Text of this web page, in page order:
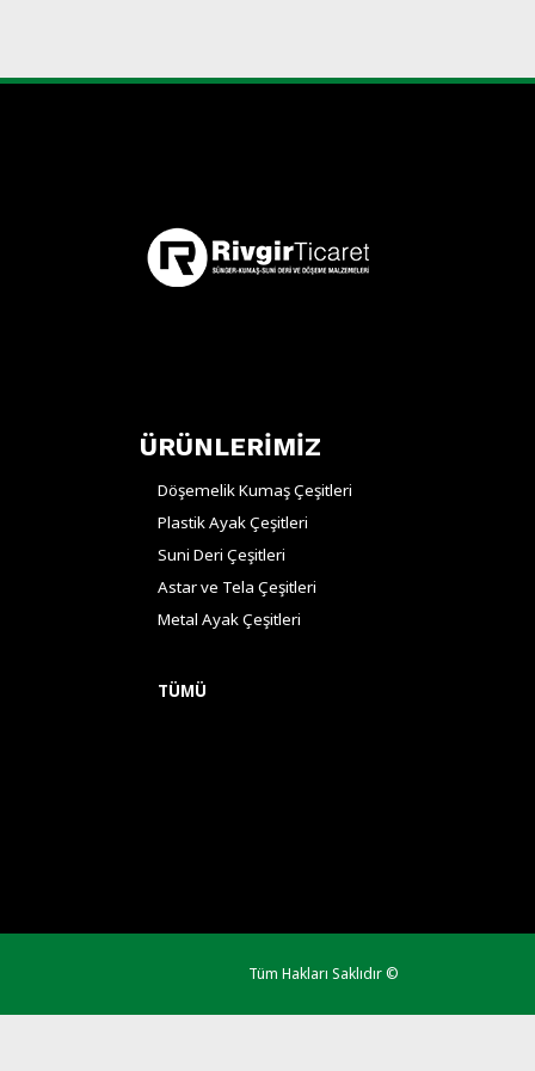
ÜRÜNLERİMİZ
Döşemelik Kumaş Çeşitleri
Plastik Ayak Çeşitleri
Suni Deri Çeşitleri
Astar ve Tela Çeşitleri
Metal Ayak Çeşitleri
TÜMÜ
Tüm Hakları Saklıdır ©